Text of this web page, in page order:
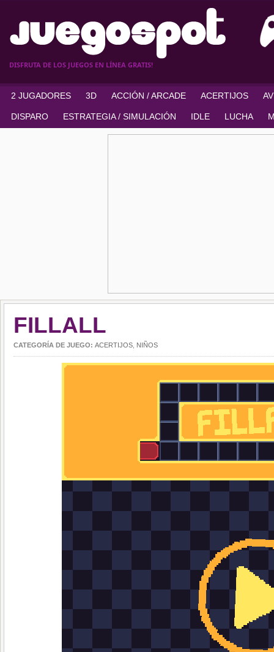
DISFRUTA DE LOS JUEGOS EN LÍNEA GRATIS!
2 JUGADORES 3D ACCIÓN / ARCADE ACERTIJOS
DISPARO ESTRATEGIA / SIMULACIÓN IDLE LUCHA
FILLALL
CATEGORÍA DE JUEGO: ACERTIJOS NIÑOS